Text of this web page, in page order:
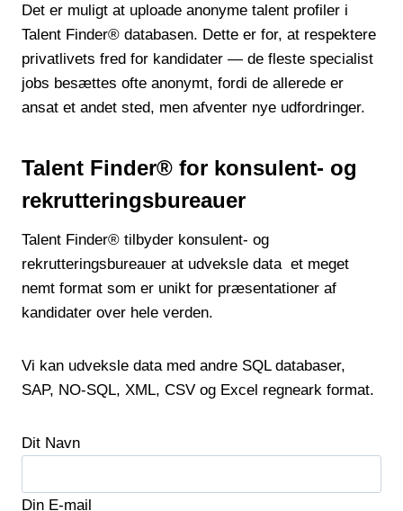
Det er muligt at uploade anonyme talent profiler i
Talent Finder® databasen. Dette er for, at respektere
privatlivets fred for kandidater — de fleste specialist
jobs besættes ofte anonymt, fordi de allerede er
ansat et andet sted, men afventer nye udfordringer.
Talent Finder® for konsulent- og
rekrutteringsbureauer
Talent Finder® tilbyder konsulent- og
rekrutteringsbureauer at udveksle data et meget
nemt format som er unikt for præsentationer af
kandidater over hele verden.
Vi kan udveksle data med andre SQL databaser,
SAP, NO-SQL, XML, CSV og Excel regneark format.
Dit Navn
Din E-mail